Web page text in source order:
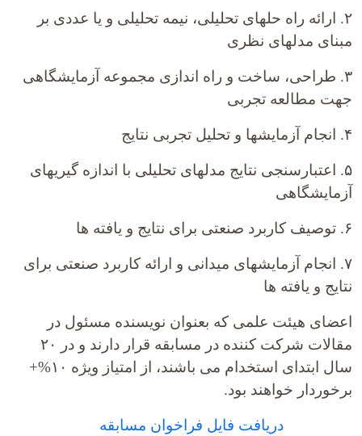
۲. ارائه راه حلهای تحلیلی، نیمه تحلیلی و یا عددی بر
مبنای مدلهای نظری
۳. طراحی، ساخت و راه اندازی مجموعه آزمایشگاهی
جهت مطالعه تجربی
۴. انجام آزمایشها و تحلیل تجربی نتایج
۵. اعتبارسنجی نتایج مدلهای تحلیلی با اندازه گیریهای
آزمایشگاهی
۶. توصیف کاربرد صنعتی برای نتایج و یافته ها
۷. انجام آزمایشهای میدانی و ارائه کاربرد صنعتی برای
نتایج و یافته ها
اعضای هیئت علمی که بعنوان نویسنده مسئول در
مقالات شرکت کننده در مسابقه قرار دارند و در ۲۰
سال ابتدای استخدام می باشند، از امتیاز ویژه ۱۰%+
برخوردار خواهند بود.
دریافت فایل فراخوان مسابقه